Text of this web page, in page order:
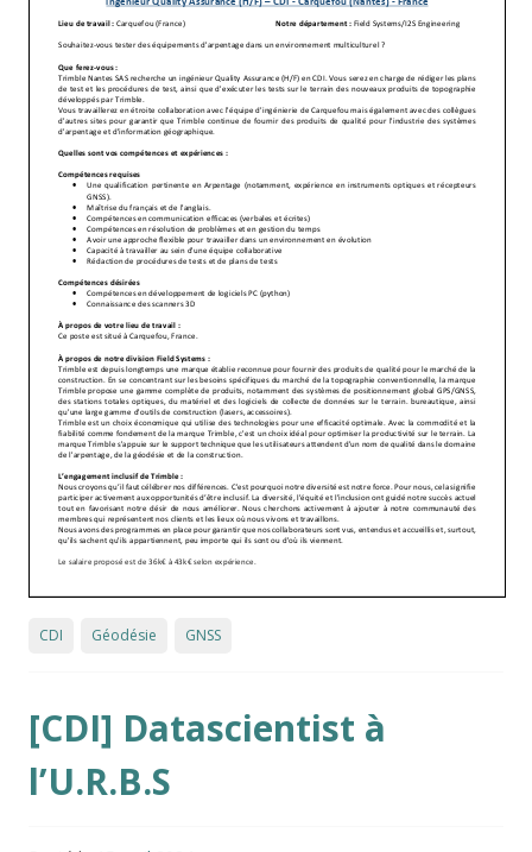
CDI Géodésie GNSS
[CDI] Datascientist à
l’U.R.B.S